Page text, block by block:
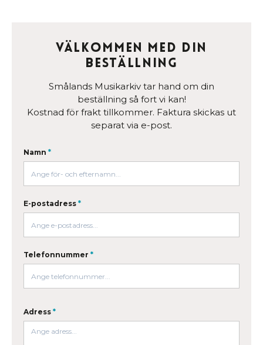
Välkommen med din
beställning
Smålands Musikarkiv tar hand om din
beställning så fort vi kan!
Kostnad för frakt tillkommer. Faktura skickas ut
separat via e-post.
Namn *
E-postadress *
Telefonnummer *
Adress *